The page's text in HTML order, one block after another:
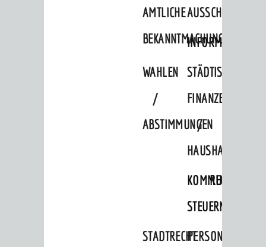
AMTLICHE
BEKANNTMACHUNGEN
WAHLEN
/
ABSTIMMUNGEN
STÄDTISCHE
FINANZEN
/
HAUSHALT
KOMMUNALE
STEUERN
STADTRECHTPERSONALRAT
Amtliche Bekanntmachungen
Schwerbehindertenvertretung